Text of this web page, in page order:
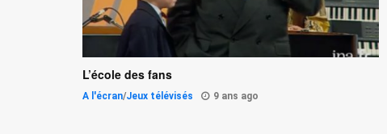
L’école des fans
A l'écran/Jeux télévisés 9 ans ago